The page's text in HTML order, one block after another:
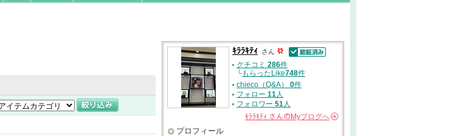
ｷﾗﾗｷﾃｨ さん
クチコミ 286件
└もらったLike748件
chieco（Q&A） 0件
フォロー 11人
フォロワー 51人
ｷﾗﾗｷﾃｨ さんの Myブログへ
プロフィール